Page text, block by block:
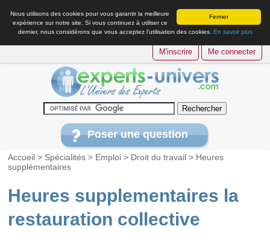
Fermer
Nous utilisons des cookies pour vous garantir la meilleure
expérience sur notre site. Si vous continuez à utiliser ce
dernier, nous considérons que vous acceptez l’utilisation des cookies. En savoir plus
M'inscrire Me connecter
Poser une question
Accueil > Spécialités > Emploi > Droit du travail > Heures
supplémentaires
Heures supplementaires la
restauration collective